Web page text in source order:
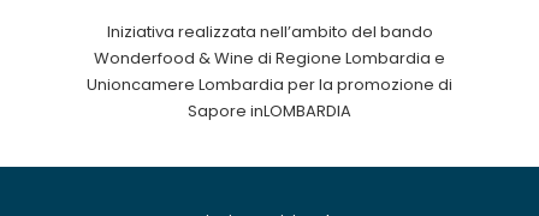
Iniziativa realizzata nell’ambito del bando
Wonderfood & Wine di Regione Lombardia e
Unioncamere Lombardia per la promozione di
Sapore inLOMBARDIA